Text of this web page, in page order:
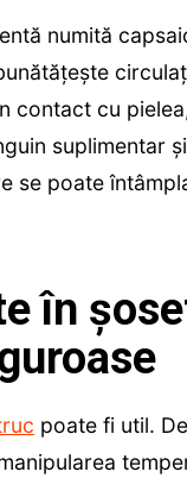
numită
contact cu
suplimentar
se poate
în
poate fi util.